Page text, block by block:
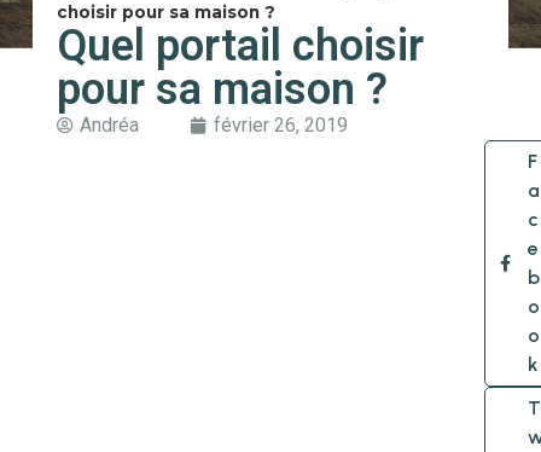
choisir pour sa maison ?
Quel portail choisir
pour sa maison ?
Andréa février 26, 2019
F
a
c
e
b
o
o
k
T